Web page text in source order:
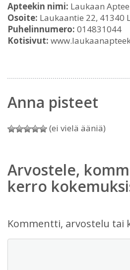
Apteekin nimi: Laukaan
Osoite: Laukaantie 22, 41340
Puhelinnumero: 014831044
Kotisivut:
Anna pisteet
(ei vielä ääniä)
Arvostele,
kerro
Kommentti, arvostelu tai